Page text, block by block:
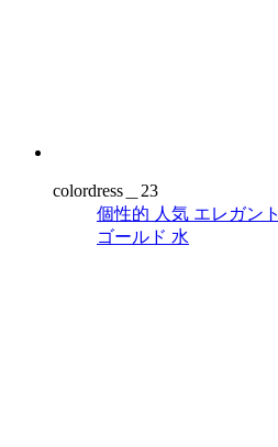
colordress＿23
個性的 人気 エレガント
ゴールド 水